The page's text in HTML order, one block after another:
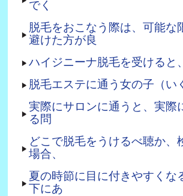
でく
脱毛をおこなう際は、可能な
避けた方が良
ハイジニーナ脱毛を受けると
脱毛エステに通う女の子（い
実際にサロンに通うと、実際
る問
どこで脱毛をうけるべ聴か、
場合、
夏の時節に目に付きやすくな
下にあ